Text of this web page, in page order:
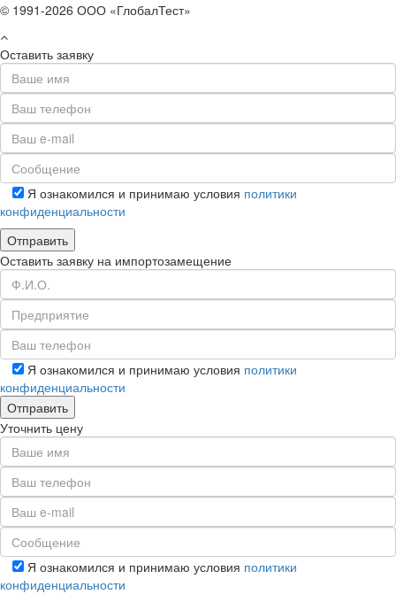
© 1991-2026 ООО «ГлобалТест»
Оставить заявку
Я ознакомился и принимаю условия политики
конфиденциальности
Оставить заявку на импортозамещение
Я ознакомился и принимаю условия политики
конфиденциальности
Уточнить цену
Я ознакомился и принимаю условия политики
конфиденциальности